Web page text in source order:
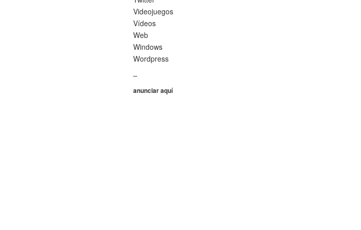
Videojuegos
Vídeos
Web
Windows
Wordpress
–
anunciar aquí